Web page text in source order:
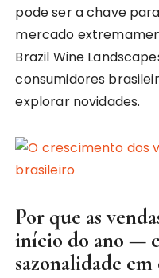
pode ser a chave
mercado
Brazil Wine
consumidores
explorar novidades.
Por que as
início do ano —
sazonalidade